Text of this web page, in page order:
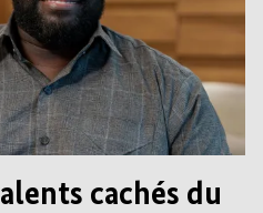
cachés du